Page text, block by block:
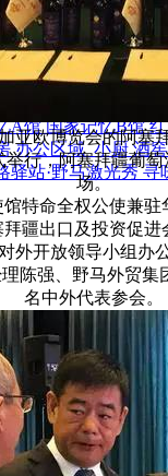
城巡游 北屯市185团
北屯市巡游 阿勒泰
游 伊犁昭苏巡游 赛
A馆 国家记忆B馆
办公区域 小厨 酒窖
驿站·野马激光秀 寻
亚欧博览会的阿塞
举行，阿塞拜疆葡
场。
特命全权公使兼驻
疆出口及投资促进
外开放领导小组办
陈强、野马外贸集
名中外代表参会。